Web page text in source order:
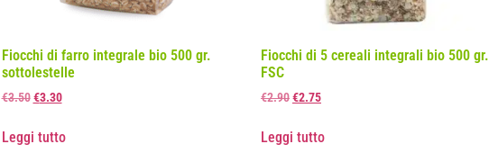
Fiocchi di farro integrale bio 500 gr.
sottolestelle
€3.50 €3.30
Leggi tutto
Fiocchi di 5 cereali integrali bio 500 gr.
FSC
€2.90€2.75
Leggi tutto